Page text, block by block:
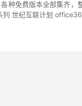
种免费版本全部集齐，
世纪互联计划